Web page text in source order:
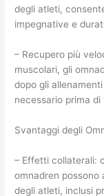
degli atleti,
impegnative e
– Recupero più
muscolari, gli
dopo gli
necessario prima
Svantaggi degli
– Effetti collaterali:
omnadren
degli atleti, inclusi